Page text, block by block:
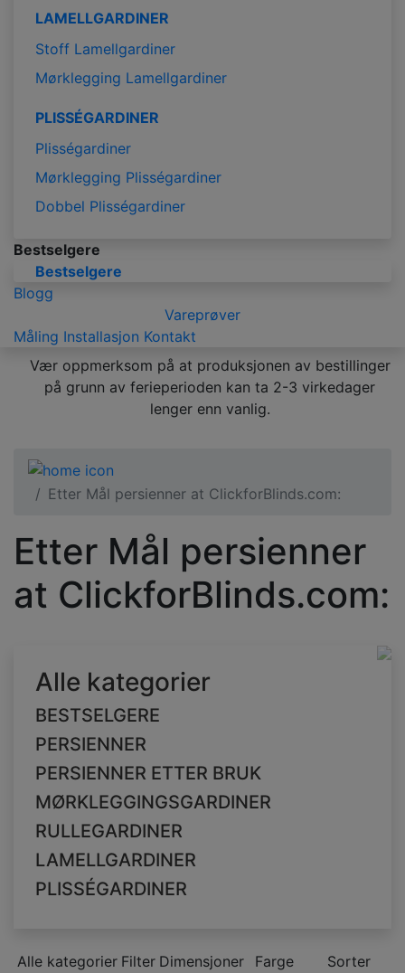
LAMELLGARDINER
Stoff Lamellgardiner
Mørklegging Lamellgardiner
PLISSÉGARDINER
Plisségardiner
Mørklegging Plisségardiner
Dobbel Plisségardiner
Bestselgere
Bestselgere
Blogg
Vareprøver
Måling Installasjon Kontakt
Vær oppmerksom på at produksjonen av bestillinger
på grunn av ferieperioden kan ta 2-3 virkedager
lenger enn vanlig.
Etter Mål persienner at ClickforBlinds.com:
Etter Mål persienner
at ClickforBlinds.com:
Alle kategorier
BESTSELGERE
PERSIENNER
PERSIENNER ETTER BRUK
MØRKLEGGINGSGARDINER
RULLEGARDINER
LAMELLGARDINER
PLISSÉGARDINER
Alle kategorier Filter Dimensjoner
Farge
Sorter